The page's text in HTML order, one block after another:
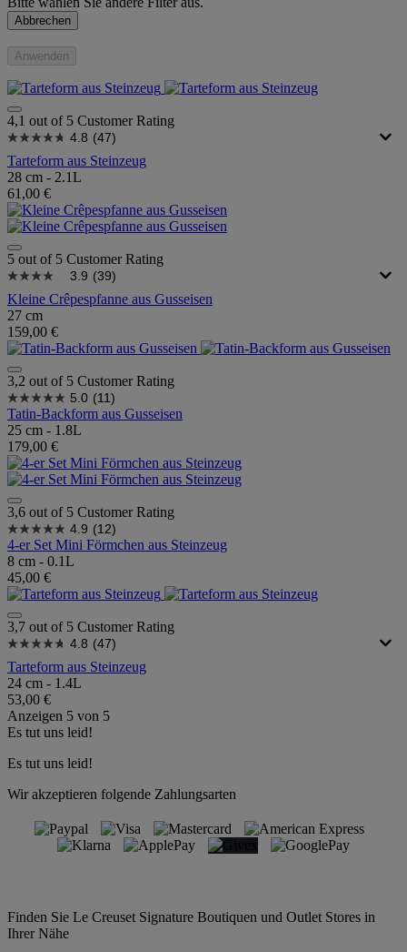
Abbrechen
Anwenden
4,1 out of 5 Customer Rating
4.8 (47)
Tarteform aus Steinzeug
28 cm - 2.1L
61,00 €
5 out of 5 Customer Rating
3.9 (39)
Kleine Crêpespfanne aus Gusseisen
27 cm
159,00 €
3,2 out of 5 Customer Rating
5.0 (11)
Tatin-Backform aus Gusseisen
25 cm - 1.8L
179,00 €
3,6 out of 5 Customer Rating
4.9 (12)
4-er Set Mini Förmchen aus Steinzeug
8 cm - 0.1L
45,00 €
3,7 out of 5 Customer Rating
4.8 (47)
Tarteform aus Steinzeug
24 cm - 1.4L
53,00 €
Anzeigen 5 von 5
Es tut uns leid!
Es tut uns leid!
Wir akzeptieren folgende Zahlungsarten
Finden Sie Le Creuset Signature Boutiquen und Outlet Stores in
Ihrer Nähe